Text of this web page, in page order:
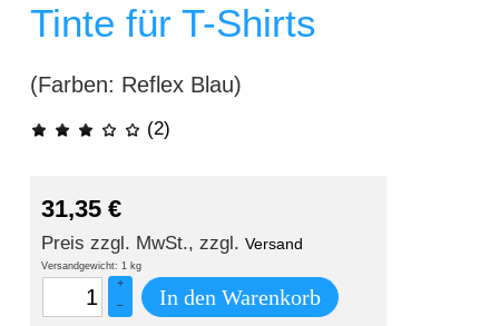
Tinte für T-Shirts
(Farben: Reflex Blau)
(2)
31,35 €
Preis zzgl. MwSt., zzgl.Versand
Versandgewicht: 1 kg
+
–
In den Warenkorb